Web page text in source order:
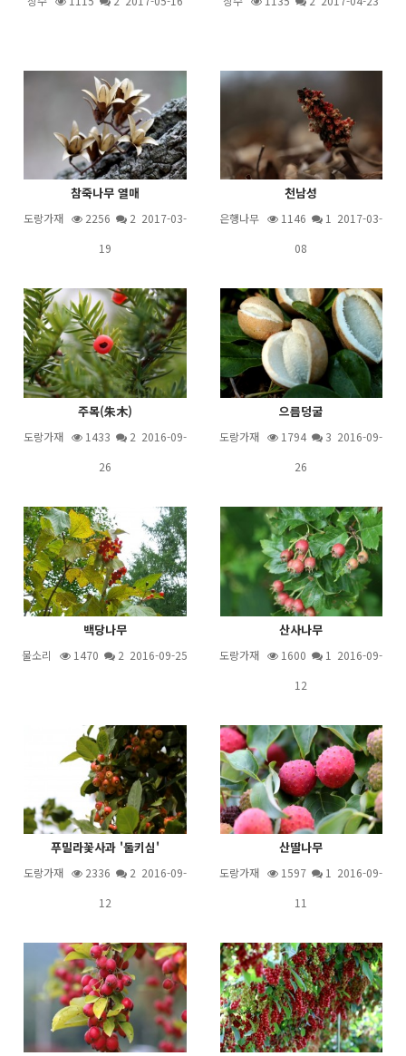
참죽나무 열매
도랑가재 2256 22017-03-
19
천남성
은행나무 1146 1 2017-03-
08
주목(朱木)
도랑가재 1433 2 2016-09-
26
으름덩굴
도랑가재 1794 3 2016-09-
26
백당나무
물소리 1470 2 2016-09-25
산사나무
도랑가재 1600 1 2016-09-
12
푸밀라꽃사과 '둘키심'
도랑가재 2336 22016-09-
12
산딸나무
도랑가재 1597 1 2016-09-
11